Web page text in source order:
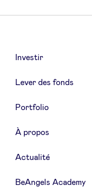
Investir
Lever des fonds
Portfolio
À propos
Actualité
BeAngels Academy